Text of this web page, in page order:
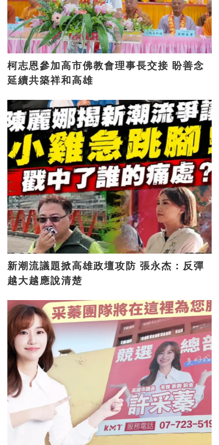
柯志恩參加高市佛教會理事長交接 盼善念
延續共築祥和高雄
新潮流議題掀高雄政壇攻防 張永杰：反彈
越大越應說清楚